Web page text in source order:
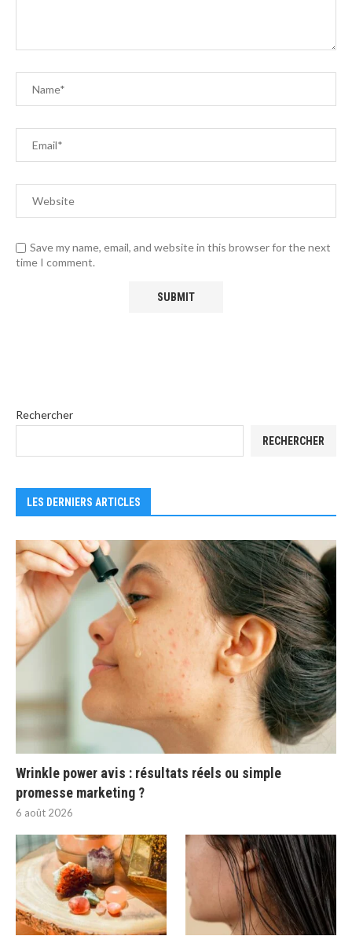
Save my name, email, and website in this browser for the next
time I comment.
Rechercher
RECHERCHER
LES DERNIERS ARTICLES
Wrinkle power avis : résultats réels ou simple
promesse marketing ?
6 août 2026